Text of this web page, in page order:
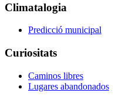
Climatalogia
Predicció municipal
Curiositats
Caminos libres
Lugares abandonados